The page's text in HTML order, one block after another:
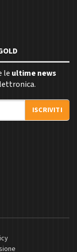
le ultime news
ISCRIVITI